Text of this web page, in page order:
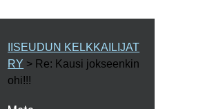
IISEUDUN KELKKAILIJAT
RY > Re: Kausi jokseenkin
ohi!!!